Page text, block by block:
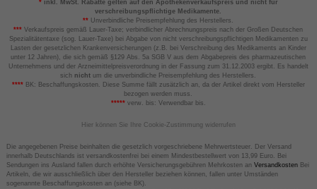
*inkl. MwSt. Rabatte gelten auf den Apothekenverkaufspreis und nicht für
verschreibungspflichtige Medikamente.
** Unverbindliche Preisempfehlung des Herstellers.
*** Verkaufspreis gemäß Lauer-Taxe; verbindlicher Abrechnungspreis nach der Großen Deutschen
Spezialitätentaxe (sog. Lauer-Taxe) bei Abgabe von nicht verschreibungspflichtigen Medikamenten zu
Lasten der gesetzlichen Krankenversicherungen (z.B. bei Verschreibung des Medikaments an Kinder
unter 12 Jahren), die sich gemäß §129 Abs. 5a SGB V aus dem Abgabepreis des pharmazeutischen
Unternehmens und der Arzneimittelpreisverordnung in der Fassung zum 31.12.2003 ergibt. Es handelt
sich nicht um die unverbindliche Preisempfehlung des Herstellers.
****BK: Beschaffungskosten. Diese Summe fällt zusätzlich an, da der Artikel direkt vom Hersteller
bezogen werden muss.
*****verw. bis: Verwendbar bis.
Hier können Sie Ihre Cookie-Zustimmung widerrufen
Die angegebenen Preise beinhalten die gesetzlich vorgeschriebene Mehrwertsteuer. Der Versand
innerhalb Deutschlands ist versandkostenfrei bei einem Mindestbestellwert von 13,99 Euro. Bei
Sendungen ins Ausland fallen durch erhöhte Versicherungsgebühren Mehrkosten an VersandkostenBei
Artikeln, die wir ausschließlich über den Hersteller beziehen können, fallen unter Umständen
sogenannte Beschaffungskosten an (siehe BK).